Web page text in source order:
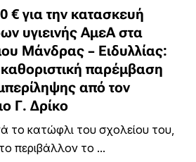
€ για την κατασκευή
υγιεινής ΑμεΑ στα
Μάνδρας – Ειδυλλίας:
παρέμβαση
από τον
Γ. Δρίκο
το κατώφλι του σχολείου του,
περιβάλλον το ...